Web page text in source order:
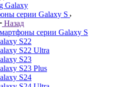
Galaxy
серии Galaxy S
Назад
серии Galaxy S
S22
S22 Ultra
S23
S23 Plus
S24